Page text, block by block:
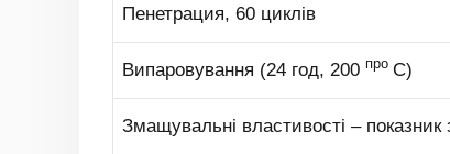
Пенетрация, 60 циклів
Випаровування (24 год, 200 про С)
Змащувальні властивості – показник